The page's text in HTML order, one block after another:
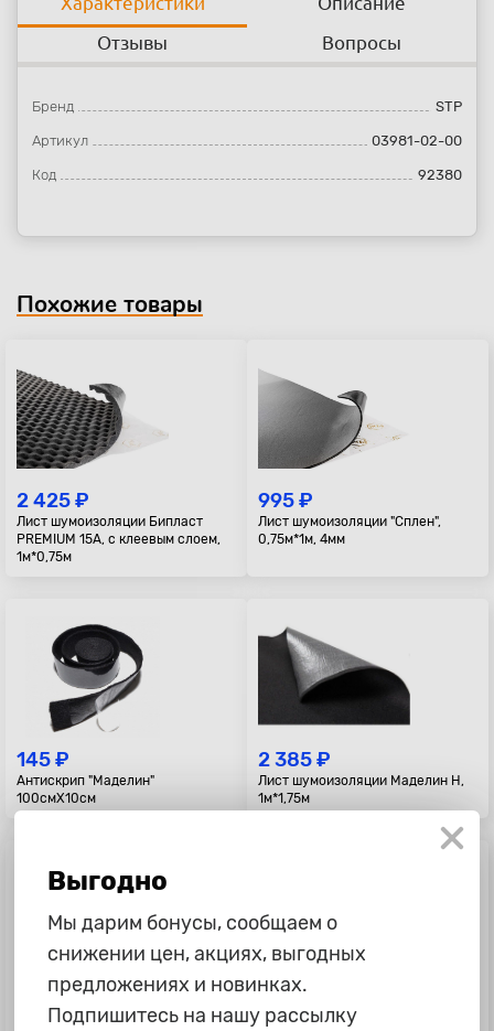
Отзывы
Вопросы
Бренд STP
Артикул 03981-02-00
Код 92380
Похожие товары
2 425 ₽
Лист шумоизоляции Бипласт
PREMIUM 15A, с клеевым слоем,
1м*0,75м
995 ₽
Лист шумоизоляции "Сплен",
0,75м*1м, 4мм
145 ₽
Антискрип "Маделин"
100смХ10см
2 385 ₽
Лист шумоизоляции Маделин Н,
1м*1,75м
1 165 ₽
Лист шумоизоляции Бипласт 5К,
Лист шумоизоляции Бипласт 10К,
Выгодно
Мы дарим бонусы, сообщаем о
снижении цен, акциях, выгодных
предложениях и новинках.
Подпишитесь на нашу рассылку